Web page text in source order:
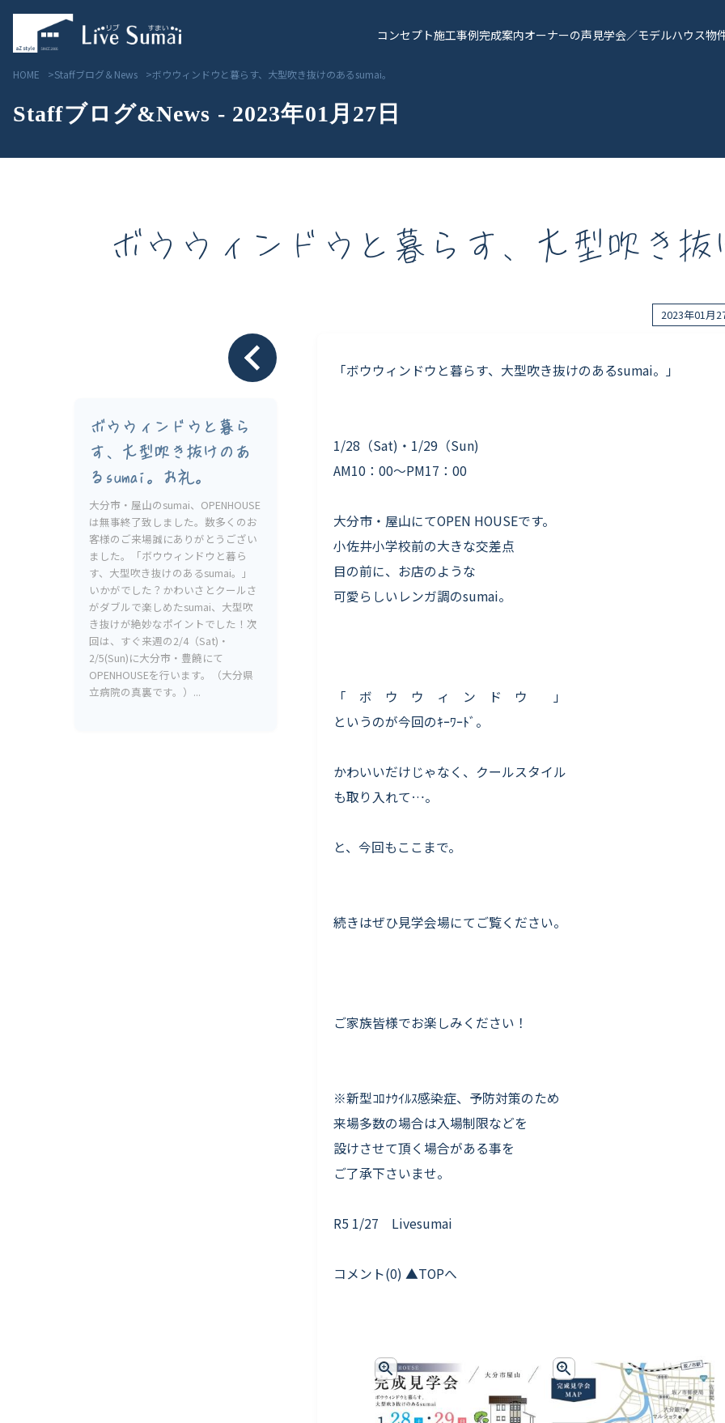
コンセプト施工事例完成案内オーナーの声見学会／モデルハウス物
よくいただくご質問
HOME Staffブログ＆News ボウウィンドウと暮らす、大型吹き抜けのあるsumai。
Staffブログ&News - 2023年01月27日
ボウウィンドウと暮らす、大型吹き抜
2023年01月
「ボウウィンドウと暮らす、大型吹き抜けのあるsumai。」
1/28（Sat)・1/29（Sun)
AM10：00〜PM17：00
大分市・屋山にてOPEN HOUSEです。
小佐井小学校前の大きな交差点
目の前に、お店のような
可愛らしいレンガ調のsumai。
「 ボ ウ ウ ィ ン ド ウ 」
というのが今回のｷｰﾜｰﾄﾞ。
かわいいだけじゃなく、クールスタイル
も取り入れて…。
と、今回もここまで。
続きはぜひ見学会場にてご覧ください。
ご家族皆様でお楽しみください！
※新型ｺﾛﾅｳｲﾙｽ感染症、予防対策のため
来場多数の場合は入場制限などを
設けさせて頂く場合がある事を
ご了承下さいませ。
R5 1/27 Livesumai
コメント(0) ▲TOPへ
ボウウィンドウと暮ら
す、大型吹き抜けのあ
るsumai。お礼。
大分市・屋山のsumai、OPENHOUSE
は無事終了致しました。数多くのお
客様のご来場誠にありがとうござい
ました。「ボウウィンドウと暮ら
す、大型吹き抜けのあるsumai。」
いかがでした？かわいさとクールさ
がダブルで楽しめたsumai、大型吹
き抜けが絶妙なポイントでした！次
回は、すぐ来週の2/4（Sat)・
2/5(Sun)に大分市・豊饒にて
OPENHOUSEを行います。（大分県
立病院の真裏です。）...